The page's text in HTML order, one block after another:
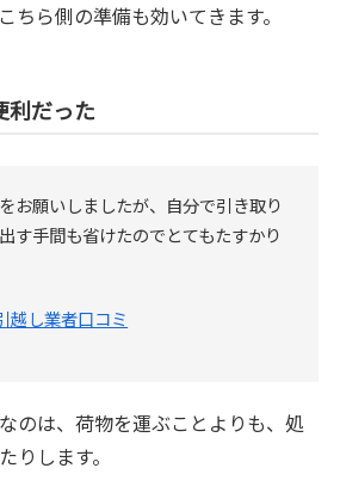
ちら側の準備も効いてきます。
利だった
お願いしましたが、自分で引き取り
す手間も省けたのでとてもたすかり
越し業者口コミ
のは、荷物を運ぶことよりも、処
りします。